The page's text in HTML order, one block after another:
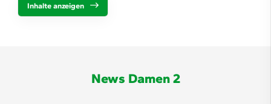
Inhalte anzeigen
News Damen 2